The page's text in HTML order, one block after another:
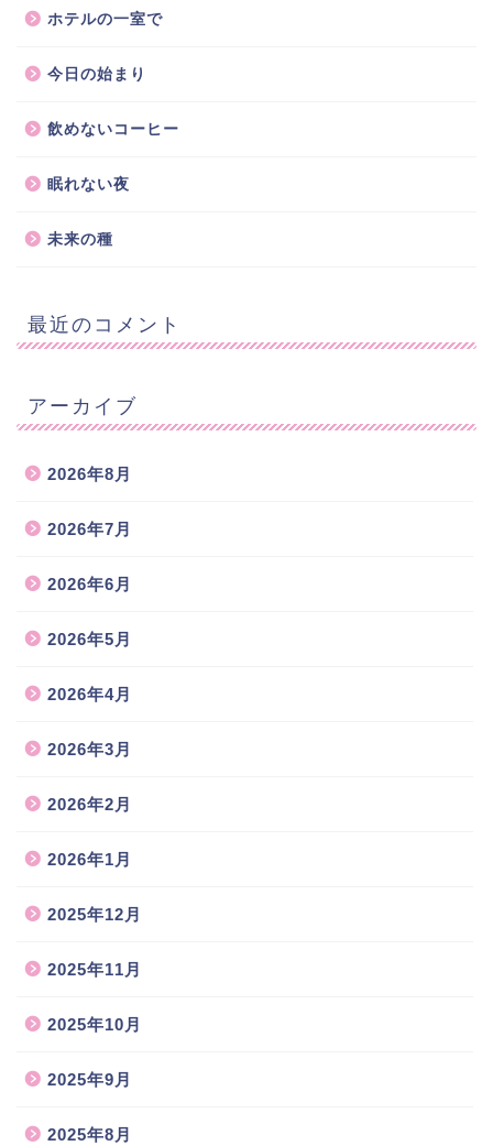
ホテルの一室で
今日の始まり
飲めないコーヒー
眠れない夜
未来の種
最近のコメント
アーカイブ
2026年8月
2026年7月
2026年6月
2026年5月
2026年4月
2026年3月
2026年2月
2026年1月
2025年12月
2025年11月
2025年10月
2025年9月
2025年8月